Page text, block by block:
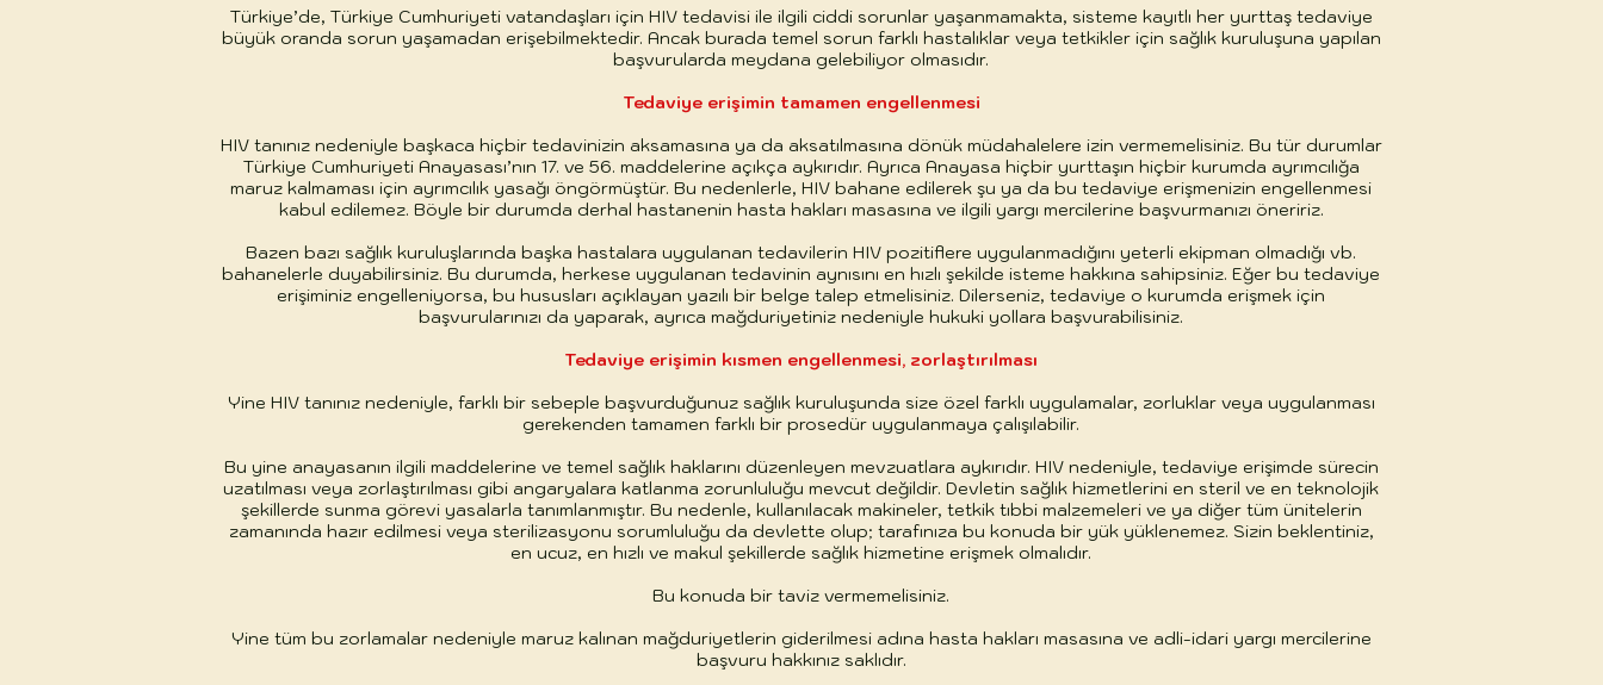
Türkiye’de, Türkiye Cumhuriyeti vatandaşları için HIV tedavisi ile ilgili ciddi sorunlar yaşanmamakta, sisteme kayıtlı her yurttaş tedaviye
büyük oranda sorun yaşamadan erişebilmektedir. Ancak burada temel sorun farklı hastalıklar veya tetkikler için sağlık kuruluşuna yapılan
başvurularda meydana gelebiliyor olmasıdır.
Tedaviye erişimin tamamen engellenmesi
HIV tanınız nedeniyle başkaca hiçbir tedavinizin aksamasına ya da aksatılmasına dönük müdahalelere izin vermemelisiniz. Bu tür durumlar
Türkiye Cumhuriyeti Anayasası’nın 17. ve 56. maddelerine açıkça aykırıdır. Ayrıca Anayasa hiçbir yurttaşın hiçbir kurumda ayrımcılığa
maruz kalmaması için ayrımcılık yasağı öngörmüştür. Bu nedenlerle, HIV bahane edilerek şu ya da bu tedaviye erişmenizin engellenmesi
kabul edilemez. Böyle bir durumda derhal hastanenin hasta hakları masasına ve ilgili yargı mercilerine başvurmanızı öneririz.
Bazen bazı sağlık kuruluşlarında başka hastalara uygulanan tedavilerin HIV pozitiflere uygulanmadığını yeterli ekipman olmadığı vb.
bahanelerle duyabilirsiniz. Bu durumda, herkese uygulanan tedavinin aynısını en hızlı şekilde isteme hakkına sahipsiniz. Eğer bu tedaviye
erişiminiz engelleniyorsa, bu hususları açıklayan yazılı bir belge talep etmelisiniz. Dilerseniz, tedaviye o kurumda erişmek için
başvurularınızı da yaparak, ayrıca mağduriyetiniz nedeniyle hukuki yollara başvurabilisiniz.
Tedaviye erişimin kısmen engellenmesi, zorlaştırılması
Yine HIV tanınız nedeniyle, farklı bir sebeple başvurduğunuz sağlık kuruluşunda size özel farklı uygulamalar, zorluklar veya uygulanması
gerekenden tamamen farklı bir prosedür uygulanmaya çalışılabilir.
Bu yine anayasanın ilgili maddelerine ve temel sağlık haklarını düzenleyen mevzuatlara aykırıdır. HIV nedeniyle, tedaviye erişimde sürecin
uzatılması veya zorlaştırılması gibi angaryalara katlanma zorunluluğu mevcut değildir. Devletin sağlık hizmetlerini en steril ve en teknolojik
şekillerde sunma görevi yasalarla tanımlanmıştır. Bu nedenle, kullanılacak makineler, tetkik tıbbi malzemeleri ve ya diğer tüm ünitelerin
zamanında hazır edilmesi veya sterilizasyonu sorumluluğu da devlette olup; tarafınıza bu konuda bir yük yüklenemez. Sizin beklentiniz,
en ucuz, en hızlı ve makul şekillerde sağlık hizmetine erişmek olmalıdır.
Bu konuda bir taviz vermemelisiniz.
Yine tüm bu zorlamalar nedeniyle maruz kalınan mağduriyetlerin giderilmesi adına hasta hakları masasına ve adli-idari yargı mercilerine
başvuru hakkınız saklıdır.